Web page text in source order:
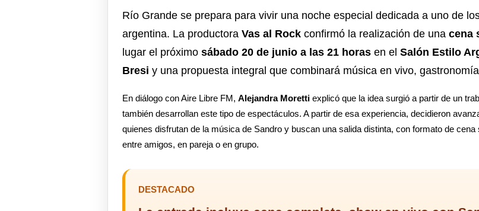
Río Grande se prepara para vivir una noche especial dedicada a uno de
argentina. La productora Vas al Rock confirmó la realización de una cena
lugar el próximo sábado 20 de junio a las 21 horas en el Salón Estilo
Bresi y una propuesta integral que combinará música en vivo,
En diálogo con Aire Libre FM, Alejandra Moretti explicó que la idea surgió a partir de un
también desarrollan este tipo de espectáculos. A partir de esa experiencia, decidieron
quienes disfrutan de la música de Sandro y buscan una salida distinta, con formato de
entre amigos, en pareja o en grupo.
DESTACADO